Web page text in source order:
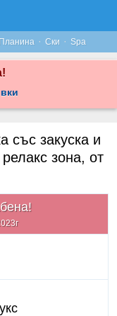
Планина · Ски · Spa
със закуска и
зона, от